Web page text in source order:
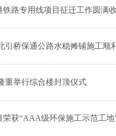
路专用线项目征迁工作圆满
引桥保通公路水稳摊铺施工顺
重举行综合楼封顶仪式
获“AAA级环保施工示范工地